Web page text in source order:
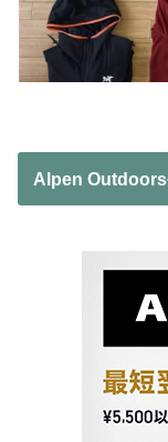
Alpen Outdoors